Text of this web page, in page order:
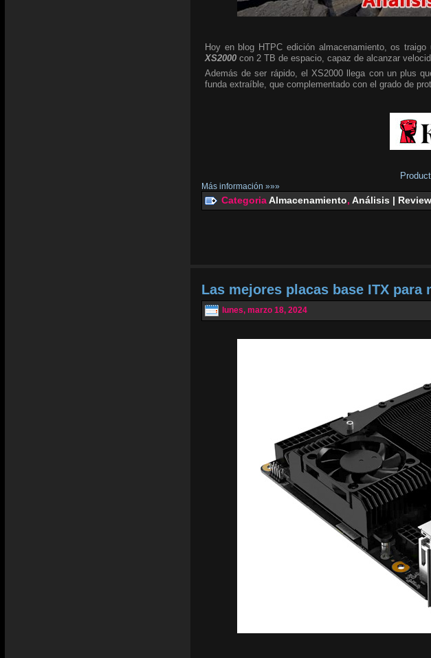
Hoy en blog HTPC edición almacenamiento, os
XS2000 con 2 TB de espacio, capaz de alcanzar
Además de ser rápido, el XS2000 llega con un plus
funda extraíble, que complementado con el grado de
Más información »»»
CategoriaAlmacenamiento, Análisis |
Las mejores placas base ITX para
lunes, marzo 18, 2024